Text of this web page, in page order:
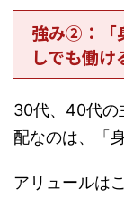
強み②：「
しでも働
30代、40代の
配なのは、「
アリュールは